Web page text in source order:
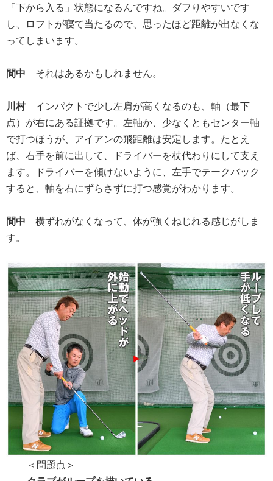
「下から入る」状態になるんですね。ダフりやすいです
し、ロフトが寝て当たるので、思ったほど距離が出なくな
ってしまいます。
間中 それはあるかもしれません。
川村インパクトで少し左肩が高くなるのも、軸（最下
点）が右にある証拠です。左軸か、少なくともセンター軸
で打つほうが、アイアンの飛距離は安定します。たとえ
ば、右手を前に出して、ドライバーを杖代わりにして支え
ます。ドライバーを傾けないように、左手でテークバック
すると、軸を右にずらさずに打つ感覚がわかります。
間中 横ずれがなくなって、体が強くねじれる感じがしま
す。
＜問題点＞